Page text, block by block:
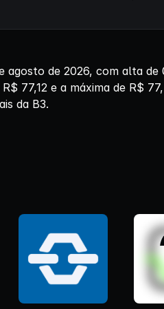
agosto de 2026, com alta de
77,12 e a máxima de R$
da B3.